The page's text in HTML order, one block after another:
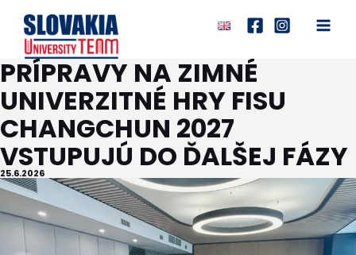
obsah
Main
PRÍPRAVY NA ZIMNÉ
UNIVERZITNÉ HRY FISU
CHANGCHUN 2027
VSTUPUJÚ DO ĎALŠEJ FÁZY
25.6.2026